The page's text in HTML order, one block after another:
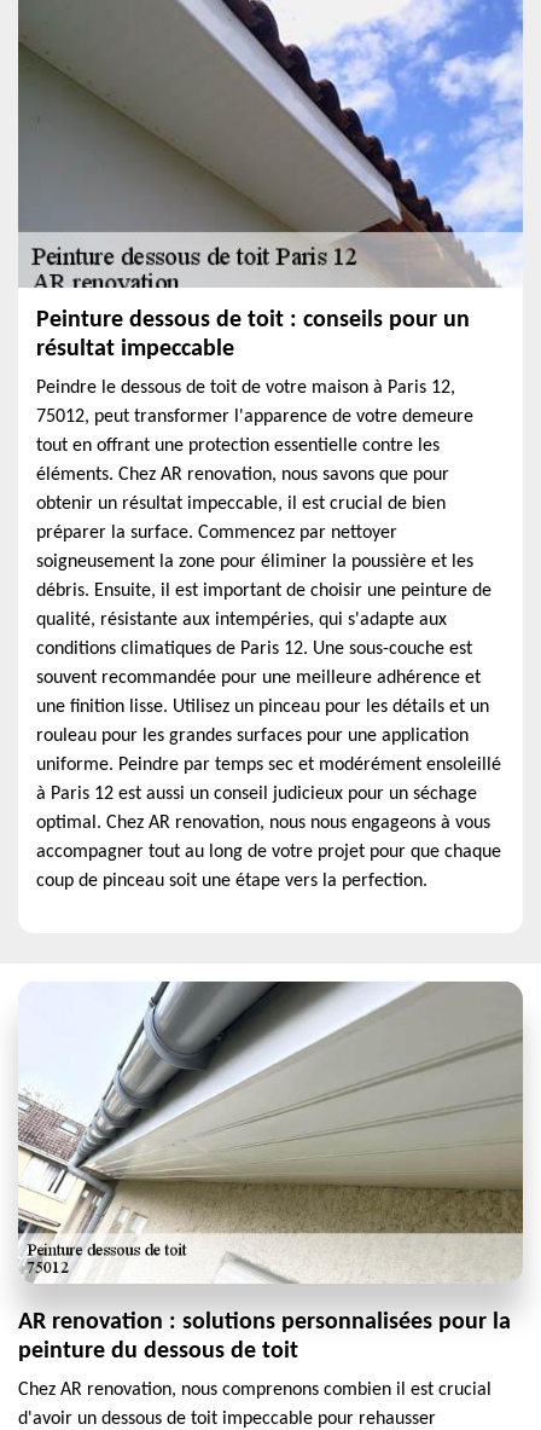
Peinture dessous de toit : conseils pour un
résultat impeccable
Peindre le dessous de toit de votre maison à Paris 12,
75012, peut transformer l'apparence de votre demeure
tout en offrant une protection essentielle contre les
éléments. Chez AR renovation, nous savons que pour
obtenir un résultat impeccable, il est crucial de bien
préparer la surface. Commencez par nettoyer
soigneusement la zone pour éliminer la poussière et les
débris. Ensuite, il est important de choisir une peinture de
qualité, résistante aux intempéries, qui s'adapte aux
conditions climatiques de Paris 12. Une sous-couche est
souvent recommandée pour une meilleure adhérence et
une finition lisse. Utilisez un pinceau pour les détails et un
rouleau pour les grandes surfaces pour une application
uniforme. Peindre par temps sec et modérément ensoleillé
à Paris 12 est aussi un conseil judicieux pour un séchage
optimal. Chez AR renovation, nous nous engageons à vous
accompagner tout au long de votre projet pour que chaque
coup de pinceau soit une étape vers la perfection.
AR renovation : solutions personnalisées pour la
peinture du dessous de toit
Chez AR renovation, nous comprenons combien il est crucial
d'avoir un dessous de toit impeccable pour rehausser